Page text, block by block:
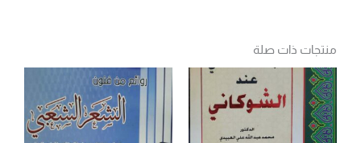
منتجات ذات صلة